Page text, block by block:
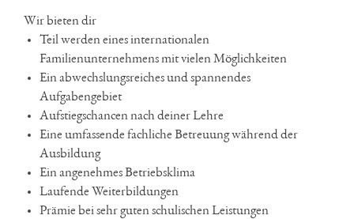
Wir bieten dir
Teil werden eines internationalen
Familienunternehmens mit vielen Möglichkeiten
Ein abwechslungsreiches und spannendes
Aufgabengebiet
Aufstiegschancen nach deiner Lehre
Eine umfassende fachliche Betreuung während der
Ausbildung
Ein angenehmes Betriebsklima
Laufende Weiterbildungen
Prämie bei sehr guten schulischen Leistungen